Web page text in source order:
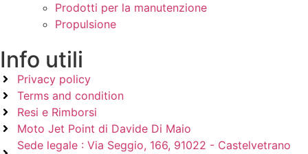
Prodotti per la manutenzione
Propulsione
Info utili
Privacy policy
Terms and condition
Resi e Rimborsi
Moto Jet Point di Davide Di Maio
Sede legale : Via Seggio, 166, 91022 - Castelvetrano